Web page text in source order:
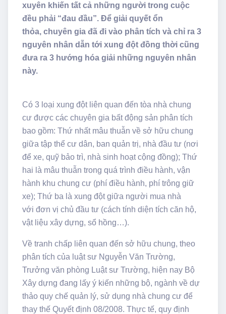
xuyên khiến tất cả những người trong cuộc
đều phải “đau đầu”. Để giải quyết ổn
thỏa, chuyên gia đã đi vào phân tích và chỉ ra 3
nguyên nhân dẫn tới xung đột đồng thời cũng
đưa ra 3 hướng hóa giải những nguyên nhân
này.
Có 3 loại xung đột liên quan đến tòa nhà chung
cư được các chuyên gia bất động sản phân tích
bao gồm: Thứ nhất mâu thuẫn về sở hữu chung
giữa tập thể cư dân, ban quản trị, nhà đầu tư (nơi
để xe, quỹ bảo trì, nhà sinh hoạt cộng đồng); Thứ
hai là mâu thuẫn trong quá trình điều hành, vận
hành khu chung cư (phí điều hành, phí trông giữ
xe); Thứ ba là xung đột giữa người mua nhà
với đơn vị chủ đầu tư (cách tính diện tích căn hộ,
vật liệu xây dựng, sổ hồng…).
Về tranh chấp liên quan đến sở hữu chung, theo
phân tích của luật sư Nguyễn Văn Trường,
Trưởng văn phòng Luật sư Trường, hiện nay Bộ
Xây dựng đang lấy ý kiến những bộ, ngành về dự
thảo quy chế quản lý, sử dụng nhà chung cư để
thay thế Quyết định 08/2008. Thực tế, quy định